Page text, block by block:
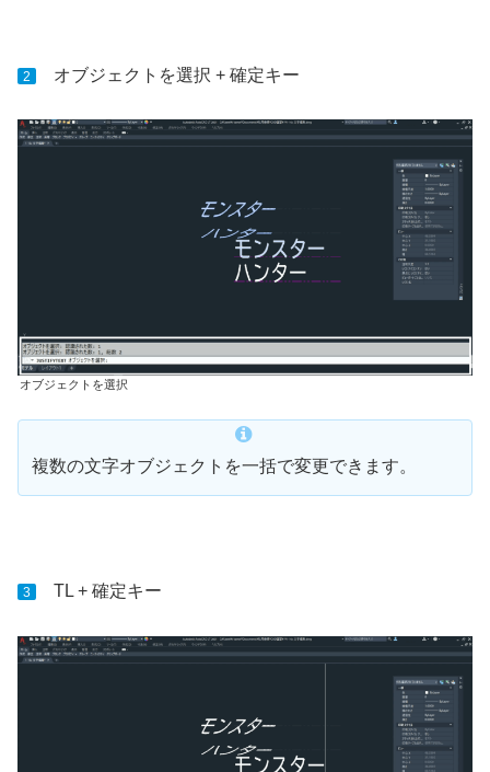
2 オブジェクトを選択 + 確定キー
オブジェクトを選択
複数の文字オブジェクトを一括で変更できます。
3 TL + 確定キー